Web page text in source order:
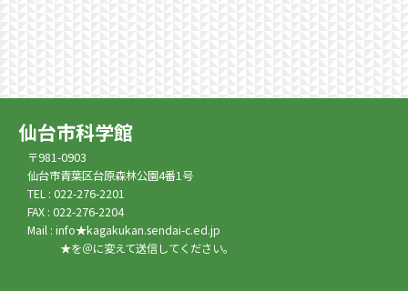
仙台市科学館
〒981-0903
仙台市青葉区台原森林公園4番1号
TEL : 022-276-2201
FAX : 022-276-2204
Mail : info★kagakukan.sendai-c.ed.jp
★を＠に変えて送信してください。